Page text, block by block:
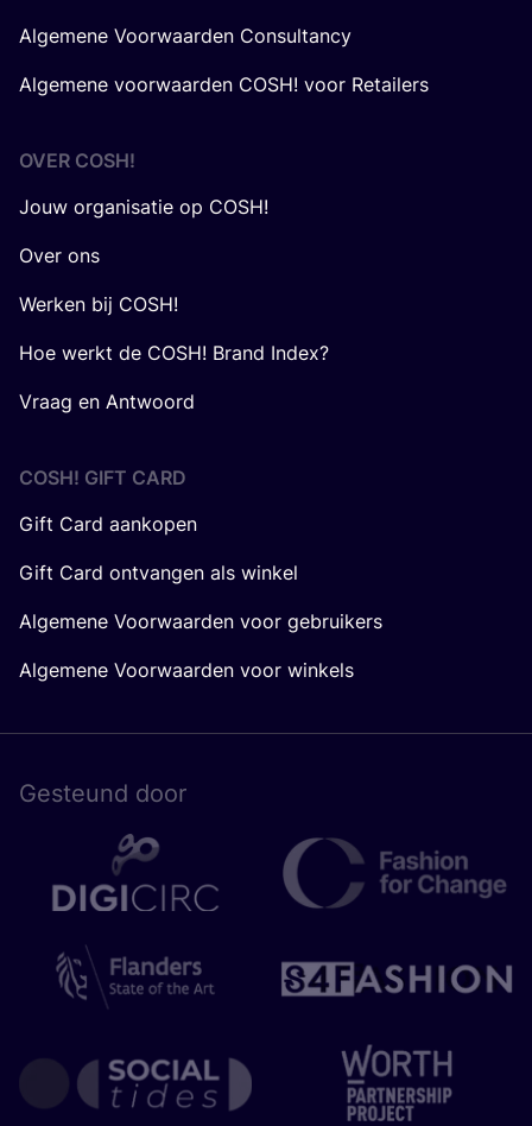
Algemene Voorwaarden Consultancy
Algemene voorwaarden COSH! voor Retailers
OVER COSH!
Jouw organisatie op COSH!
Over ons
Werken bij COSH!
Hoe werkt de COSH! Brand Index?
Vraag en Antwoord
COSH! GIFT CARD
Gift Card aankopen
Gift Card ontvangen als winkel
Algemene Voorwaarden voor gebruikers
Algemene Voorwaarden voor winkels
Gesteund door